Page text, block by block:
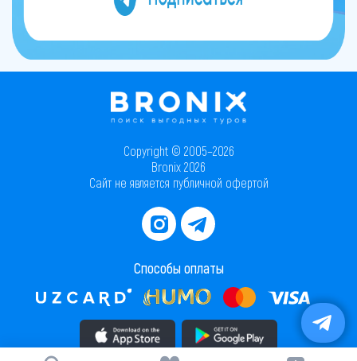
Copyright © 2005–2026
Bronix 2026
Сайт не является публичной офертой
Способы оплаты
Скачать приложение в AppStore Скачать приложение в PlayMarket